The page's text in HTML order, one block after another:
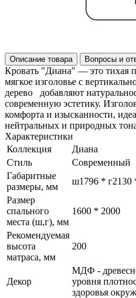
Описание товара Вопросы и
Кровать "Диана" — это тихая
мягкое изголовье с
дерево добавляют
современную эстетику.
комфорта и изысканности,
нейтральных и природных
Характеристики
Коллекция
Диана
Стиль
Современный
Габаритные
размеры, мм
ш1796 * г2130
Размер
спального
места (ш,г), мм
1600 * 2000
Рекомендуемая
высота
матраса, мм
200
Декор
МДФ -
уровня
здоровья